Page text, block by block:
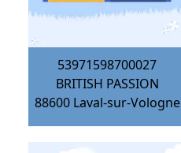
53971598700027
BRITISH PASSION
88600 Laval-sur-Vologne